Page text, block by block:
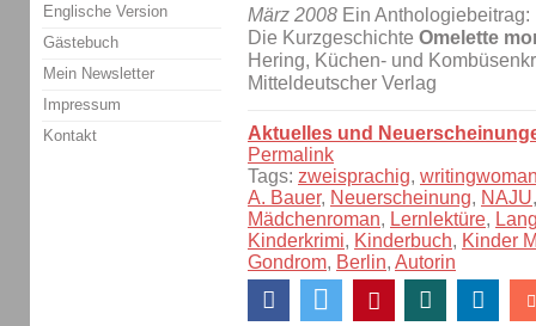
März 2008 Ein Anthologiebeitrag:
Die Kurzgeschichte Omelette
Hering, Küchen- und
Mitteldeutscher Verlag
Aktuelles und
Permalink
Tags: zweisprachig,
A. Bauer, Neuerscheinung, NAJU
Mädchenroman, Lernlektüre,
Kinderkrimi, Kinderbuch, Kinder
Gondrom, Berlin, Autorin
Englische Version
Gästebuch
Mein Newsletter
Impressum
Kontakt